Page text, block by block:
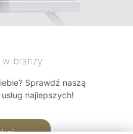
w branży
Sprawdź naszą
najlepszych!